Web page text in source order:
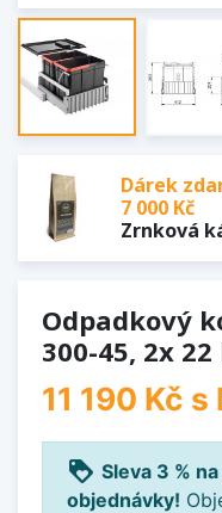
Dárek
7 000 Kč
Zrnková
Odpadkový
300-45, 2x 22
11 190 Kč s
loyalty Sleva 3 %
objednávky!